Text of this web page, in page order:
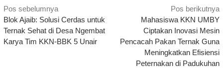
Navigasi
pos
Pos sebelumnya
Blok Ajaib: Solusi Cerdas untuk
Ternak Sehat di Desa Ngembat
Karya Tim KKN-BBK 5 Unair
Pos berikutnya
Mahasiswa KKN UMBY
Ciptakan Inovasi Mesin
Pencacah Pakan Ternak Guna
Meningkatkan Efisiensi
Peternakan di Padukuhan